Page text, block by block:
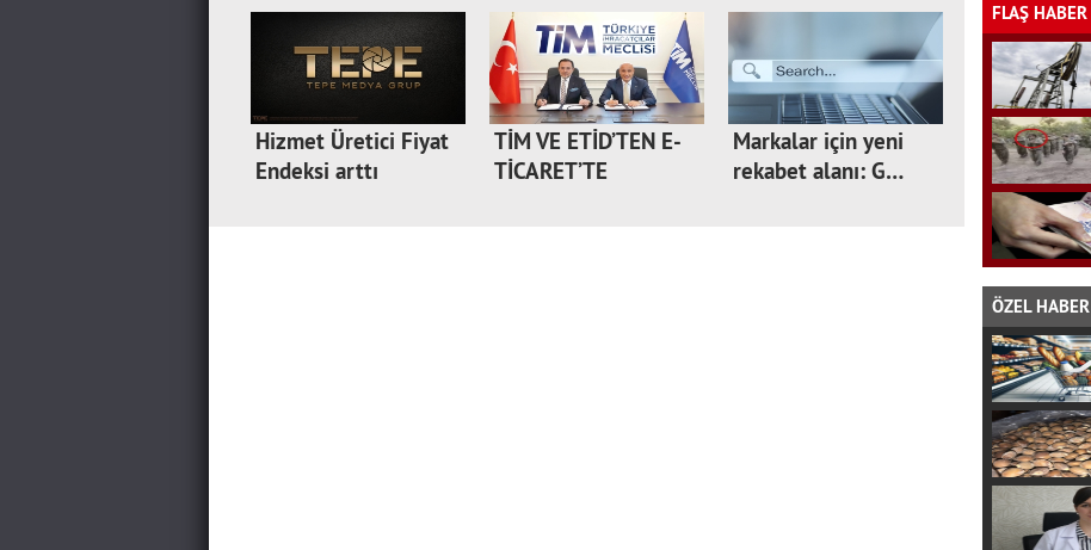
Hizmet Üretici Fiyat
Endeksi arttı
TİM VE ETİD’TEN E-
TİCARET’TE
Markalar için yeni
rekabet alanı: G…
FLAŞ HABER
ÖZEL HABER